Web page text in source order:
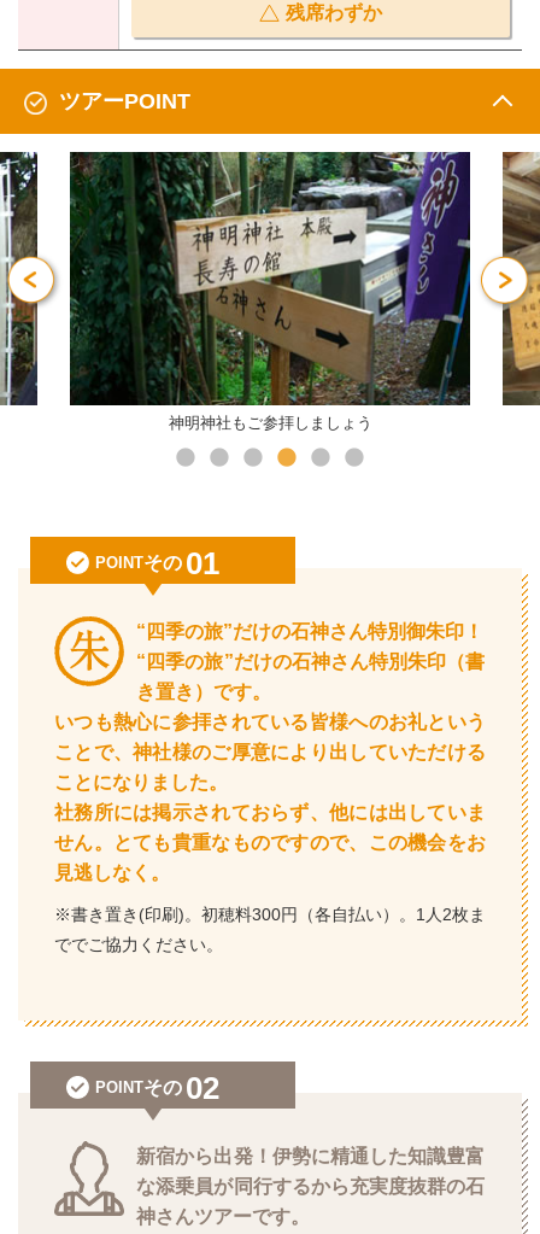
残席わずか
ツアーPOINT
主祭神は天照皇大神
POINTその 01
“四季の旅”だけの石神さん特別御朱印！
“四季の旅”だけの石神さん特別朱印（書
き置き）です。
いつも熱心に参拝されている皆様へのお礼という
ことで、神社様のご厚意により出していただける
ことになりました。
社務所には掲示されておらず、他には出していま
せん。とても貴重なものですので、この機会をお
見逃しなく。
※書き置き(印刷)。初穂料300円（各自払い）。1人2枚ま
ででご協力ください。
POINTその 02
新宿から出発！伊勢に精通した知識豊富
な添乗員が同行するから充実度抜群の石
神さんツアーです。